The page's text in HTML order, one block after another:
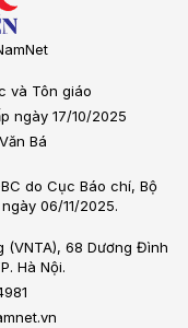
và Tôn giáo
ngày 17/10/2025
Bá
do Cục Báo chí, Bộ
06/11/2025.
(VNTA), 68 Dương Đình
Hà Nội.